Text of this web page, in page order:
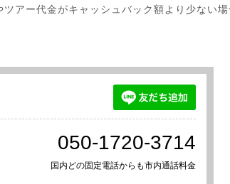
アー代金がキャッシュバック額より少ない場
050-1720-3714
国内どの固定電話からも市内通話料金